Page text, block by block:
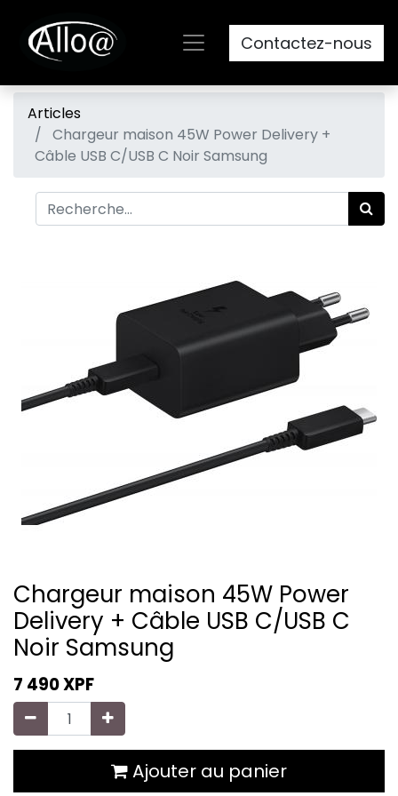
Contactez-nous
Articles
Chargeur maison 45W Power Delivery +
Câble USB C/USB C Noir Samsung
Chargeur maison 45W Power
Delivery + Câble USB C/USB C
Noir Samsung
7 490XPF
Ajouter au panier